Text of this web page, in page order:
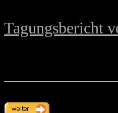
Tagungsbericht